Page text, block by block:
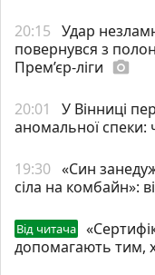
20:15 Удар
повернувся з
Прем’єр-ліги photo_camera
20:01
У Вінниці
аномальної
19:30 «Син
сіла на комбайн»:
Від читача
допомагають тим,